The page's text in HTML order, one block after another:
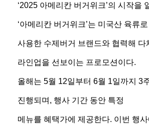
‘2025 아메리칸 버거위크’의 시작을
‘아메리칸 버거위크’는 미국산 육류
사용한 수제버거 브랜드와 협력해 다
라인업을 선보이는 프로모션이다.
올해는 5월 12일부터 6월 1일까지 3
진행되며, 행사 기간 동안 특정
메뉴를 혜택가에 제공한다. 이번 행